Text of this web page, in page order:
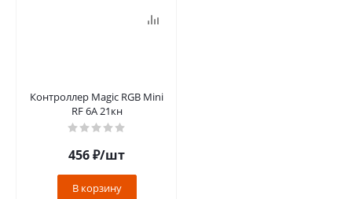
Контроллер Magic RGB Mini
RF 6A 21кн
456₽/шт
В корзину